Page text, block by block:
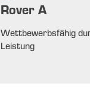
Rover A
Wettbewerbsfähig
Leistung